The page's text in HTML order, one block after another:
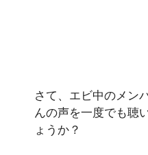
さて、エビ中のメン
んの声を一度でも聴
ょうか？